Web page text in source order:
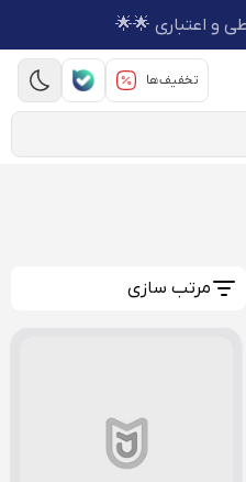
و اعتباری 🌟🌟
تخفیف‌ها
مرتب سازی